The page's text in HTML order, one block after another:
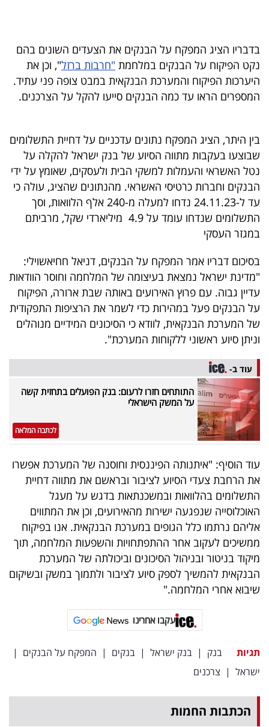
5
המילון
פודקאסט
40
UNDER
40
פעולה
דרושים
ניוזלטרים
מייל
אדום
פרסמו
באייס
עקבו
אחרינו:
בדבריו הציג המפקח על הבנקים את הצעדים השונים בהם
נקט הפיקוח על הבנקים במלחמת "חרבות ברזל", וכן את
היערכות הפיקוח והמערכת הבנקאית במבט צופה פני עתיד.
המספרים הראו עד כמה הבנקים סייעו להקל על הצרכנים.
בין היתר, הציג המפקח נתונים עדכניים על דחיית התשלומים
שבוצעו בעקבות מתווה הסיוע של בנק ישראל להקלה על
נטל האשראי והעמלות למשקי הבית ולעסקים, שאומץ על ידי
הבנקים וחברות כרטיסי האשראי. מהנתונים שהציג, עולה כי
עד ל-24.11.23 נדחו למעלה מ-240 אלף הלוואות, וסך
התשלומים שנדחו עומד על 4.9 מיליארדי שקל, מרביתם
במגזר העסקי
בסיכום דבריו אמר המפקח על הבנקים, דניאל חחיאשוילי:
"מדינת ישראל נמצאת בעיצומה של המלחמה וחוסר הוודאות
עדיין גבוה. עם פרוץ האירועים באותה שבת ארורה, הפיקוח
על הבנקים פעל במהירות כדי לשמר את הרציפות התפקודית
של המערכת הבנקאית, לוודא כי הסיכונים המידיים מנוהלים
וניתן סיוע ראשוני ללקוחות המערכת".
עוד ב-
התותחים חזרו לרעום: בנק הפועלים בתחזית קשה
על המשק הישראלי
לכתבה המלאה
עוד הוסיף: "איתנותה הפיננסית וחוסנה של המערכת אפשרו
את הרחבת צעדי הסיוע לציבור ובראשם את מתווה דחיית
התשלומים בהלוואות ובמשכנתאות בדגש על מעגל
האוכלוסייה שנפגעה ישירות מהאירועים, וכן את המתווים
אליהם נרתמו כלל הגופים במערכת הבנקאית. אנו בפיקוח
ממשיכים לעקוב אחר ההתפתחויות והשפעות המלחמה, תוך
מיקוד בניטור ובניהול הסיכונים וביכולתה של המערכת
הבנקאית להמשיך לספק סיוע לציבור ולתמוך במשק ובשיקום
שיבוא אחרי המלחמה."
עקבו אחרינו
תגיות בנק | בנק ישראל | בנקים | המפקח על הבנקים |
ישראל | צרכנים
הכתבות החמות